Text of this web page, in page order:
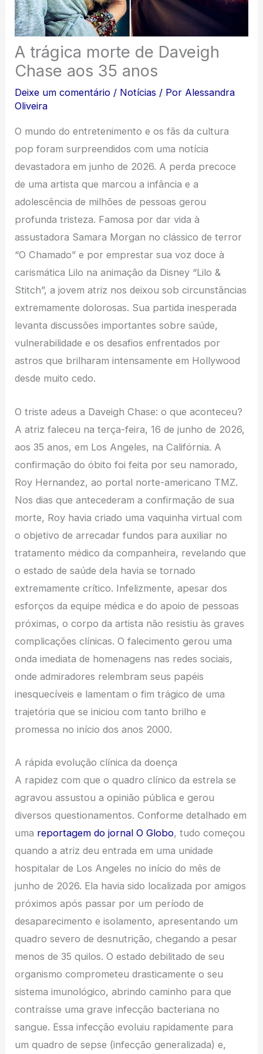
A trágica morte de Daveigh
Chase aos 35 anos
Deixe um comentário / Notícias / Por Alessandra
Oliveira
O mundo do entretenimento e os fãs da cultura
pop foram surpreendidos com uma notícia
devastadora em junho de 2026. A perda precoce
de uma artista que marcou a infância e a
adolescência de milhões de pessoas gerou
profunda tristeza. Famosa por dar vida à
assustadora Samara Morgan no clássico de terror
“O Chamado” e por emprestar sua voz doce à
carismática Lilo na animação da Disney “Lilo &
Stitch”, a jovem atriz nos deixou sob circunstâncias
extremamente dolorosas. Sua partida inesperada
levanta discussões importantes sobre saúde,
vulnerabilidade e os desafios enfrentados por
astros que brilharam intensamente em Hollywood
desde muito cedo.
O triste adeus a Daveigh Chase: o que aconteceu?
A atriz faleceu na terça-feira, 16 de junho de 2026,
aos 35 anos, em Los Angeles, na Califórnia. A
confirmação do óbito foi feita por seu namorado,
Roy Hernandez, ao portal norte-americano TMZ.
Nos dias que antecederam a confirmação de sua
morte, Roy havia criado uma vaquinha virtual com
o objetivo de arrecadar fundos para auxiliar no
tratamento médico da companheira, revelando que
o estado de saúde dela havia se tornado
extremamente crítico. Infelizmente, apesar dos
esforços da equipe médica e do apoio de pessoas
próximas, o corpo da artista não resistiu às graves
complicações clínicas. O falecimento gerou uma
onda imediata de homenagens nas redes sociais,
onde admiradores relembram seus papéis
inesquecíveis e lamentam o fim trágico de uma
trajetória que se iniciou com tanto brilho e
promessa no início dos anos 2000.
A rápida evolução clínica da doença
A rapidez com que o quadro clínico da estrela se
agravou assustou a opinião pública e gerou
diversos questionamentos. Conforme detalhado em
uma reportagem do jornal O Globo, tudo começou
quando a atriz deu entrada em uma unidade
hospitalar de Los Angeles no início do mês de
junho de 2026. Ela havia sido localizada por amigos
próximos após passar por um período de
desaparecimento e isolamento, apresentando um
quadro severo de desnutrição, chegando a pesar
menos de 35 quilos. O estado debilitado de seu
organismo comprometeu drasticamente o seu
sistema imunológico, abrindo caminho para que
contraísse uma grave infecção bacteriana no
sangue. Essa infecção evoluiu rapidamente para
um quadro de sepse (infecção generalizada) e,